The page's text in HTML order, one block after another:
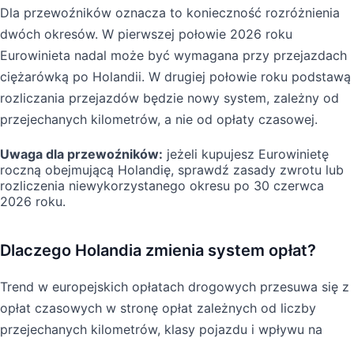
Dla przewoźników oznacza to konieczność rozróżnienia
dwóch okresów. W pierwszej połowie 2026 roku
Eurowinieta nadal może być wymagana przy przejazdach
ciężarówką po Holandii. W drugiej połowie roku podstawą
rozliczania przejazdów będzie nowy system, zależny od
przejechanych kilometrów, a nie od opłaty czasowej.
Uwaga dla przewoźników: jeżeli kupujesz Eurowinietę
roczną obejmującą Holandię, sprawdź zasady zwrotu lub
rozliczenia niewykorzystanego okresu po 30 czerwca
2026 roku.
Dlaczego Holandia zmienia system opłat?
Trend w europejskich opłatach drogowych przesuwa się z
opłat czasowych w stronę opłat zależnych od liczby
przejechanych kilometrów, klasy pojazdu i wpływu na